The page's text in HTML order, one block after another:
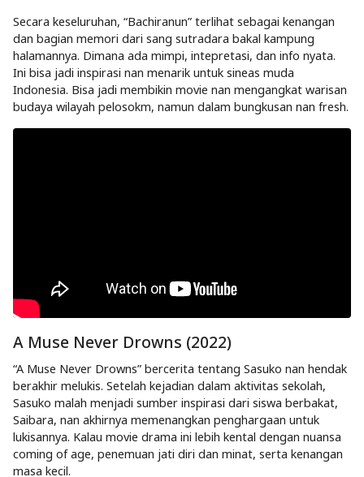
Secara keseluruhan, “Bachiranun” terlihat sebagai kenangan
dan bagian memori dari sang sutradara bakal kampung
halamannya. Dimana ada mimpi, intepretasi, dan info nyata.
Ini bisa jadi inspirasi nan menarik untuk sineas muda
Indonesia. Bisa jadi membikin movie nan mengangkat warisan
budaya wilayah pelosokm, namun dalam bungkusan nan fresh.
A Muse Never Drowns (2022)
“A Muse Never Drowns” bercerita tentang Sasuko nan hendak
berakhir melukis. Setelah kejadian dalam aktivitas sekolah,
Sasuko malah menjadi sumber inspirasi dari siswa berbakat,
Saibara, nan akhirnya memenangkan penghargaan untuk
lukisannya. Kalau movie drama ini lebih kental dengan nuansa
coming of age, penemuan jati diri dan minat, serta kenangan
masa kecil.